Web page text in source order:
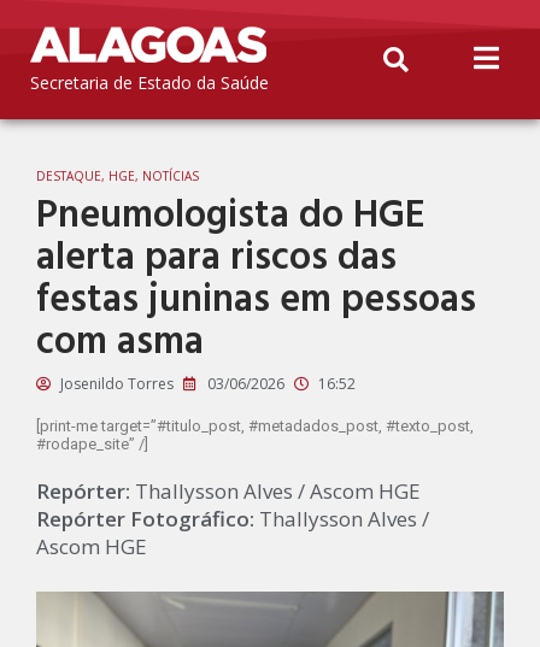
Secretaria de Estado da Saúde
DESTAQUE, HGE, NOTÍCIAS
Pneumologista do HGE
alerta para riscos das
festas juninas em pessoas
com asma
Josenildo Torres 03/06/2026 16:52
[print-me target=”#titulo_post, #metadados_post, #texto_post,
#rodape_site” /]
Repórter: Thallysson Alves / Ascom HGE
Repórter Fotográfico: Thallysson Alves /
Ascom HGE